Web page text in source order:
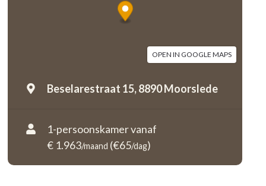
OPEN IN GOOGLE MAPS
Beselarestraat 15,8890 Moorslede
1-persoonskamer vanaf
€ 1.963/maand (€65/dag)